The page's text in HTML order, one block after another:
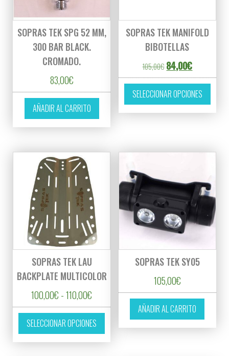
SOPRAS TEK SPG 52 MM,
300 BAR BLACK.
CROMADO.
83,00€
AÑADIR AL CARRITO
SOPRAS TEK MANIFOLD
BIBOTELLAS
105,00€ El precio original
84,00€El precio
SELECCIONAR OPCIONES
Este
SOPRAS TEK LAU
BACKPLATE MULTICOLOR
100,00€ -110,00€ Rango de precios: desde 100,00€ hasta
SELECCIONAR OPCIONES
Este producto tiene múltiples variantes.
SOPRAS TEK SY05
105,00€
AÑADIR AL CARRITO